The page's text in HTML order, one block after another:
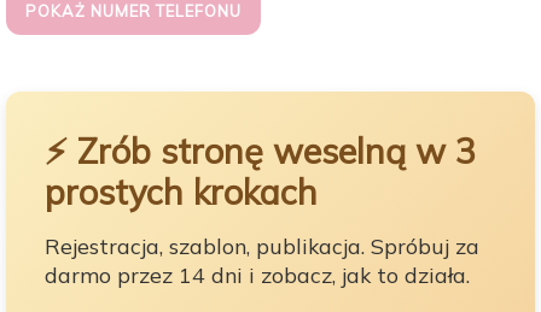
POKAŻ NUMER TELEFONU
⚡ Zrób stronę weselną w 3
prostych krokach
Rejestracja, szablon, publikacja. Spróbuj za
darmo przez 14 dni i zobacz, jak to działa.